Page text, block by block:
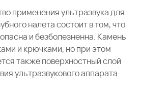
применения ультразвука для
налета состоит в том, что
и безболезненна. Камень
и крючками, но при этом
также поверхностный слой
ультразвукового аппарата